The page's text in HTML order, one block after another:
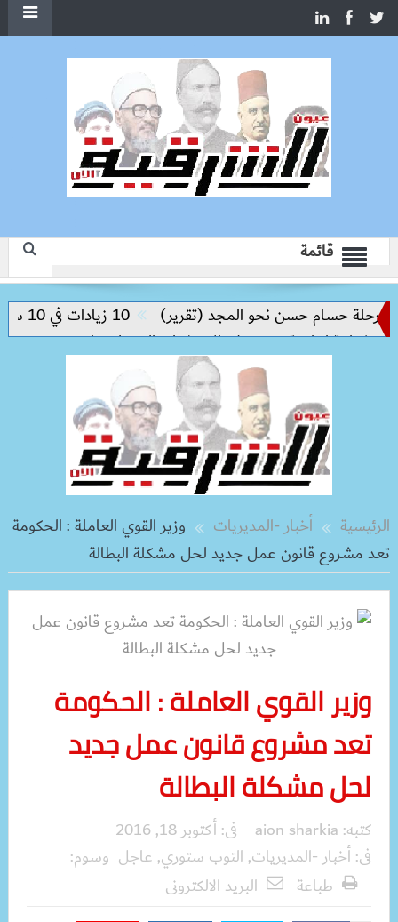
قائمة
حسام حسن نحو المجد (تقرير)
10 زيادات في 10 سنوات.. هل حان الوقت لرفع دعم البنزين نهائيا؟
إنتاجية ترتكز على الاستثمار والتكنولوجيا
الرئيسية أخبار -المديريات
وزير القوي العاملة : الحكومة
تعد مشروع قانون عمل جديد لحل مشكلة البطالة
وزير القوي العاملة : الحكومة
تعد مشروع قانون عمل جديد
لحل مشكلة البطالة
كتبه: aion sharkia فى:أكتوبر 18, 2016
فى:أخبار -المديريات, التوب ستوري, عاجل وسوم:
طباعة
البريد الالكترونى